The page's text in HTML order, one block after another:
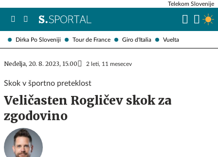
Dirka Po Sloveniji Tour de France Giro d'Italia Vuelta
Telekom Slovenije
Nedelja, 20. 8. 2023, 15.00 2 leti, 11 mesecev
Skok v športno preteklost
Veličasten Rogličev skok za
zgodovino